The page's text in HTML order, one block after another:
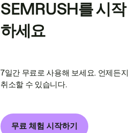
SEMRUSH를 시작
하세요
7일간 무료로 사용해 보세요. 언제든지
취소할 수 있습니다.
무료 체험 시작하기